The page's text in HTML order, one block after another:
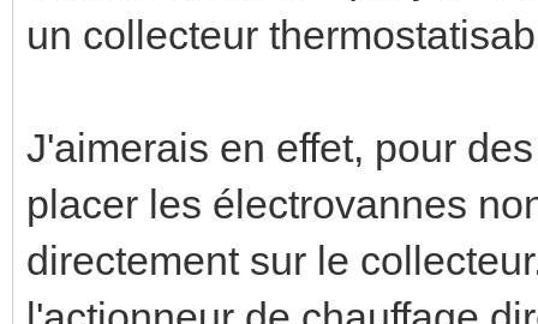
un collecteur
J'aimerais en effet, pour
placer les électrovannes
directement sur le